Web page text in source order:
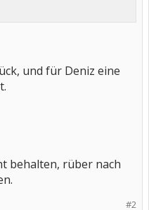
und für Deniz eine
behalten, rüber nach
#2